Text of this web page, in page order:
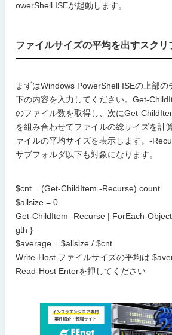
owerShell ISEが起動します。
ファイルサイズの平均を出すスクリ
まずはWindows PowerShell ISEの上部の
下の内容を入力してください。Get-
のファイル数を取得し、次にGet-
を組み合わせてファイルの総サイズを計
ァイルの平均サイズを表示します。-
サブフォルダ以下も対象になります。
$cnt = (Get-ChildItem -Recurse).count
$allsize = 0
Get-ChildItem -Recurse | ForEach-
gth }
$average = $allsize / $cnt
Write-Host ファイルサイズの平均は
Read-Host Enterを押してください